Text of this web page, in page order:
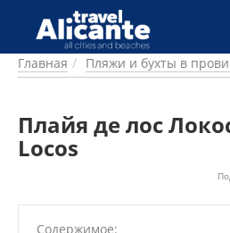
Перейти к основному содержанию
ГОРОДА
ПИТАНИЕ
ПРОЖИВАНИЕ
КЕМПИНГ
Главная Пляжи и бухты в
Плайя де лос
Locos
Содержимое: